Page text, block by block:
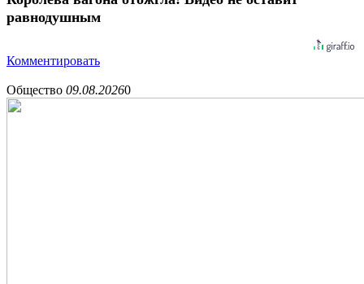
равнодушным
Комментировать
Общество 09.08.20260